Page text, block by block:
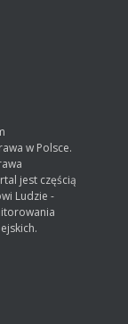
w Polsce.
jest częścią
Ludzie -